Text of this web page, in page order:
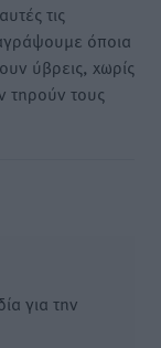
τις
όποια
ύβρεις, χωρίς
τηρούν τους
για την